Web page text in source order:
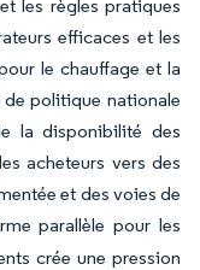
les règles pratiques
efficaces et les
le chauffage et la
politique nationale
la disponibilité des
acheteurs vers des
et des voies de
parallèle pour les
crée une pression